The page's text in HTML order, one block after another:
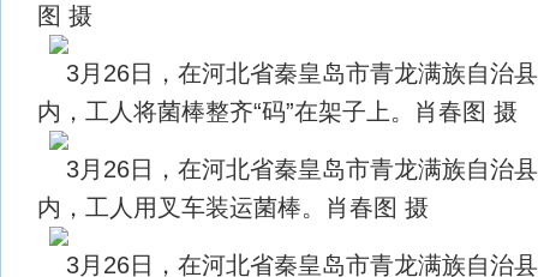
图 摄
3月26日，在河北省秦皇岛市青龙满族自治
内，工人将菌棒整齐“码”在架子上。肖春图 摄
3月26日，在河北省秦皇岛市青龙满族自治
内，工人用叉车装运菌棒。肖春图 摄
3月26日，在河北省秦皇岛市青龙满族自治